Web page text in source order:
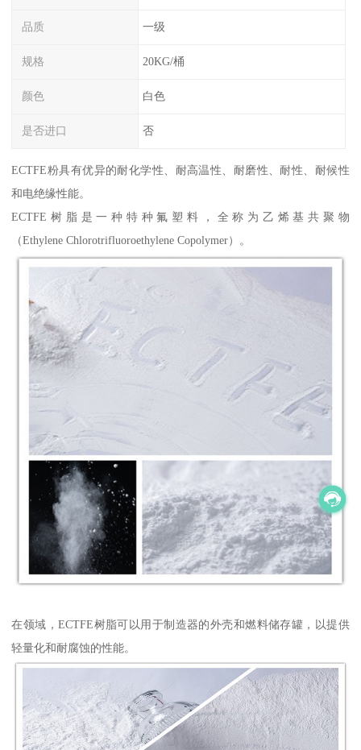
品质 一级
规格 20KG/桶
颜色 白色
是否进口 否
ECTFE粉具有优异的耐化学性、耐高温性、耐磨性、耐性、耐候性
和电绝缘性能。
ECTFE树脂是一种特种氟塑料，全称为乙烯基共聚物
（Ethylene Chlorotrifluoroethylene Copolymer）。
在领域，ECTFE树脂可以用于制造器的外壳和燃料储存罐，以提供
轻量化和耐腐蚀的性能。